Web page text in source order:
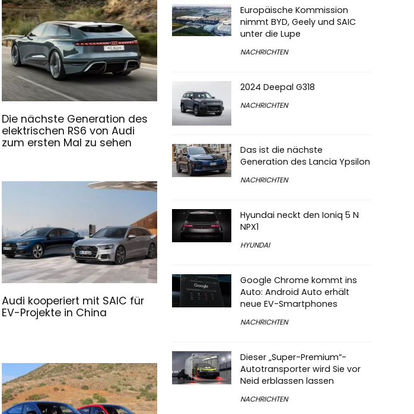
Die nächste Generation des
elektrischen RS6 von Audi
zum ersten Mal zu sehen
Audi kooperiert mit SAIC für
EV-Projekte in China
Europäische Kommission
nimmt BYD, Geely und SAIC
unter die Lupe
NACHRICHTEN
2024 Deepal G318
NACHRICHTEN
Das ist die nächste
Generation des Lancia Ypsilon
NACHRICHTEN
Hyundai neckt den Ioniq 5 N
NPX1
HYUNDAI
Google Chrome kommt ins
Auto: Android Auto erhält
neue EV-Smartphones
NACHRICHTEN
Dieser „Super-Premium“-
Autotransporter wird Sie vor
Neid erblassen lassen
NACHRICHTEN